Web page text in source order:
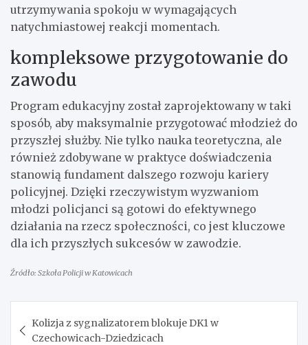
utrzymywania spokoju w wymagających
natychmiastowej reakcji momentach.
kompleksowe przygotowanie do
zawodu
Program edukacyjny został zaprojektowany w taki
sposób, aby maksymalnie przygotować młodzież do
przyszłej służby. Nie tylko nauka teoretyczna, ale
również zdobywane w praktyce doświadczenia
stanowią fundament dalszego rozwoju kariery
policyjnej. Dzięki rzeczywistym wyzwaniom
młodzi policjanci są gotowi do efektywnego
działania na rzecz społeczności, co jest kluczowe
dla ich przyszłych sukcesów w zawodzie.
Źródło: Szkoła Policji w Katowicach
wpisu
Kolizja z sygnalizatorem blokuje DK1 w
Czechowicach-Dziedzicach